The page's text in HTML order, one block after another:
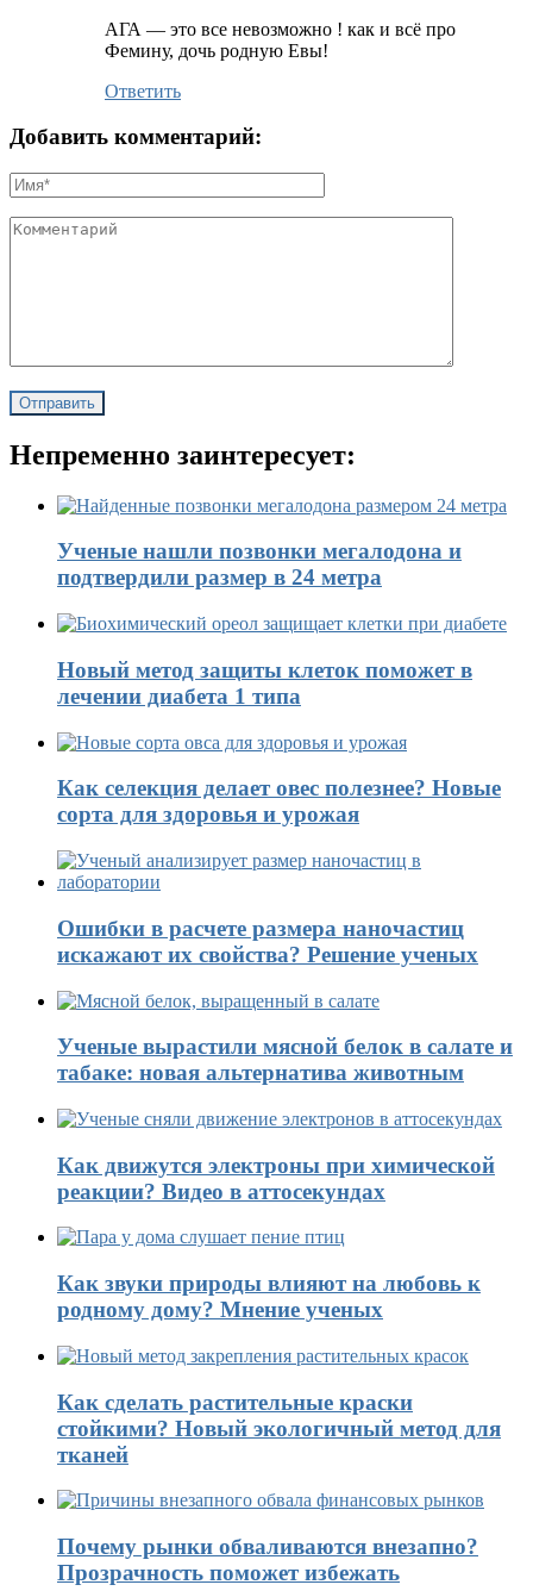
АГА — это все невозможно ! как и всё про
Фемину, дочь родную Евы!
Ответить
Добавить комментарий:
Непременно заинтересует:
Ученые нашли позвонки мегалодона и
подтвердили размер в 24 метра
Новый метод защиты клеток поможет в
лечении диабета 1 типа
Как селекция делает овес полезнее? Новые
сорта для здоровья и урожая
Ошибки в расчете размера наночастиц
искажают их свойства? Решение ученых
Ученые вырастили мясной белок в салате и
табаке: новая альтернатива животным
Как движутся электроны при химической
реакции? Видео в аттосекундах
Как звуки природы влияют на любовь к
родному дому? Мнение ученых
Как сделать растительные краски
стойкими? Новый экологичный метод для
тканей
Почему рынки обваливаются внезапно?
Прозрачность поможет избежать